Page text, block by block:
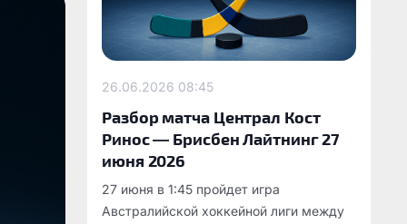
26.06.2026 08:45
Разбор матча Централ Кост
Ринос — Брисбен Лайтнинг 27
июня 2026
27 июня в 1:45 пройдет игра
Австралийской хоккейной лиги между